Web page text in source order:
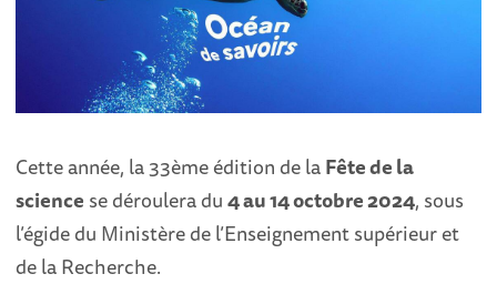
Cette année, la 33ème édition de laFête de la
science se déroulera du4 au 14 octobre 2024, sous
l’égide du Ministère de l’Enseignement supérieur et
de la Recherche.